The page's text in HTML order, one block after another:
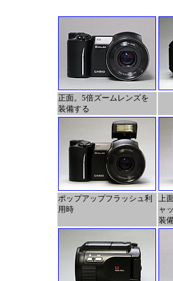
正面。5倍ズームレンズを
装備する
ポップアップフラッシュ利
用時
上
ャ
装